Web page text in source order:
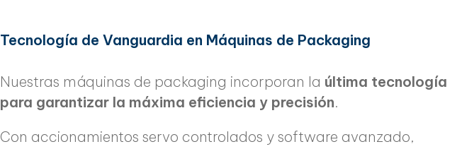
Tecnología de Vanguardia en Máquinas de Packaging
Nuestras máquinas de packaging incorporan la última tecnología
para garantizar la máxima eficiencia y precisión.
Con accionamientos servo controlados y software avanzado,